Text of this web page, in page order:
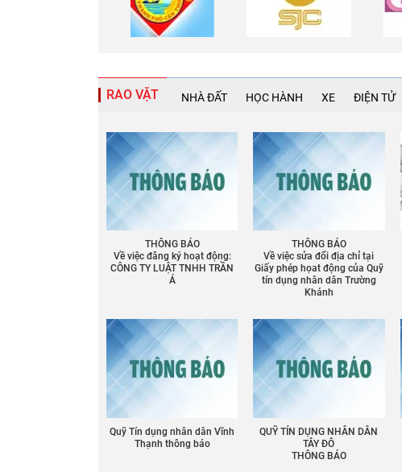
Facebook
RAO VẶT NHÀ ĐẤT HỌC HÀNH XE ĐIỆN TỬ
THÔNG BÁO
Về việc đăng ký hoạt động:
CÔNG TY LUẬT TNHH TRẦN
Á
THÔNG BÁO
Về việc sửa đổi địa chỉ tại
Giấy phép họat động của Quỹ
tín dụng nhân dân Trường
Khánh
Quỹ Tín dụng nhân dân Vĩnh
Thạnh thông báo
QUỸ TÍN DỤNG NHÂN DÂN
TÂY ĐÔ
THÔNG BÁO